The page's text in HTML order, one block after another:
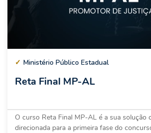
✓ Ministério Público Estadual
Reta Final MP-AL
O curso Reta Final MP-AL é a sua solução
direcionada para a primeira fase do